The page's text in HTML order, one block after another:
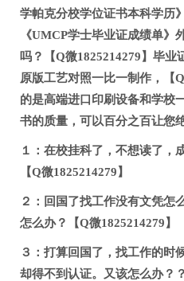
学帕克分校学位证书本科学历
《UMCP学士毕业证成绩单》
吗？【Q微1825214279】毕
原版工艺对照一比一制作，【
的是高端进口印刷设备和学校
书的质量，可以百分之百让您
１：在校挂科了，不想读了，
【Q微1825214279】
２：回国了找工作没有文凭怎
怎么办？【Q微1825214279】
３：打算回国了，找工作的时
却得不到认证。又该怎么办？